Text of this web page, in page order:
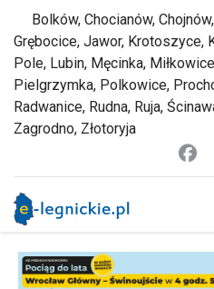
Bolków, Chocianów,
Grębocice, Jawor, Krotoszyce,
Pole, Lubin, Męcinka,
Pielgrzymka, Polkowice,
Radwanice, Rudna, Ruja,
Zagrodno, Złotoryja